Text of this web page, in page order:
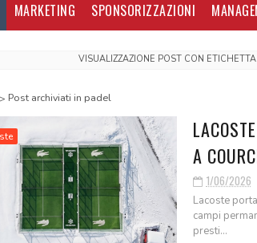
MARKETING SPONSORIZZAZIONI
VISUALIZZAZIONE POST CON ETICHETTA
Post archiviati in padel
A
1/06/2026
Lacoste
campi
presti...